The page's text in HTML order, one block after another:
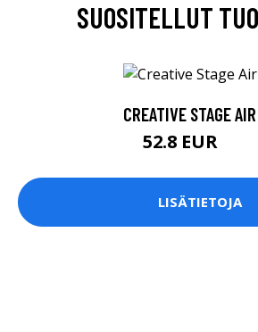
SUOSITELLUT
CREATIVE STAGE
52.8 EUR
LISÄTIETOJA